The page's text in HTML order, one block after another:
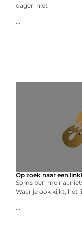
dagen niet
...
Op zoek naar een
Soms ben me naar
Waar je ook kijkt, het
...